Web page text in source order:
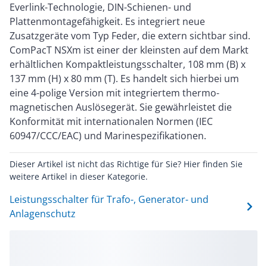
Everlink-Technologie, DIN-Schienen- und
Plattenmontagefähigkeit. Es integriert neue
Zusatzgeräte vom Typ Feder, die extern sichtbar sind.
ComPacT NSXm ist einer der kleinsten auf dem Markt
erhältlichen Kompaktleistungsschalter, 108 mm (B) x
137 mm (H) x 80 mm (T). Es handelt sich hierbei um
eine 4-polige Version mit integriertem thermo-
magnetischen Auslösegerät. Sie gewährleistet die
Konformität mit internationalen Normen (IEC
60947/CCC/EAC) und Marinespezifikationen.
Dieser Artikel ist nicht das Richtige für Sie? Hier finden Sie
weitere Artikel in dieser Kategorie.
Leistungsschalter für Trafo-, Generator- und
Anlagenschutz